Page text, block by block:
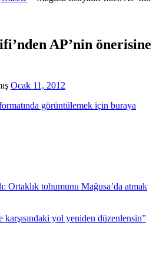
AP’nin önerisine
Ocak 11, 2012
görüntülemek için buraya
Ortaklık tohumunu Mağusa’da atmak
karşısındaki yol yeniden düzenlensin”